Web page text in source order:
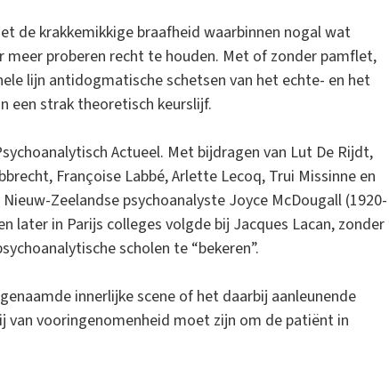
de krakkemikkige braafheid waarbinnen nogal wat
proberen recht te houden. Met of zonder pamflet,
lijn antidogmatische schetsen van het echte- en het
een strak theoretisch keurslijf.
Actueel. Met bijdragen van Lut De Rijdt,
Françoise Labbé, Arlette Lecoq, Trui Missinne en
Zeelandse psychoanalyste Joyce McDougall (1920-
later in Parijs colleges volgde bij Jacques Lacan, zonder
scholen te “bekeren”.
innerlijke scene of het daarbij aanleunende
van vooringenomenheid moet zijn om de patiënt in